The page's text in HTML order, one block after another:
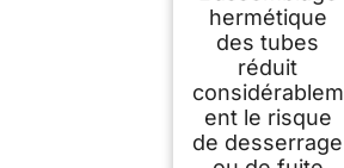
hermétique
des tubes
réduit
considérablem
ent le risque
de desserrage